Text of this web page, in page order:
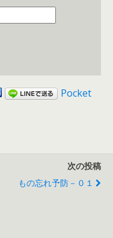
Pocket
次の投稿
もの忘れ予防－０１